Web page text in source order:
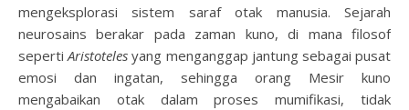
mengeksplorasi sistem saraf otak manusia. Sejarah
neurosains berakar pada zaman kuno, di mana filosof
sepertiAristotelesyang menganggap jantung sebagai pusat
emosi dan ingatan, sehingga orang Mesir kuno
mengabaikan otak dalam proses mumifikasi, tidak